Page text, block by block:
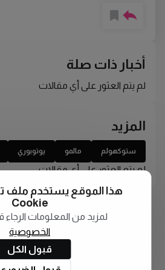
أخبار ذات صلة
لم يتم العثور على أي مقالات
المزيد
ستوكهولم مالمو يوتوبوري
لم يتم العثور على أي مقالات
هذا الموقع يستخدم ملف
Cookie
لمزيد من المعلومات الرجاء
الخصوصية
قبول الكل